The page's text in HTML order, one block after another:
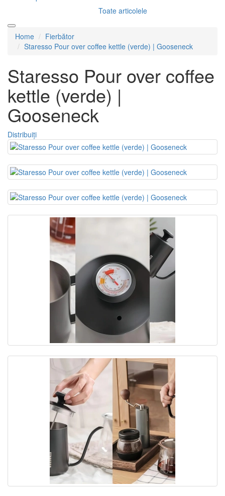
Toate articolele
Home
Fierbător
Staresso Pour over coffee kettle (verde) | Gooseneck
Staresso Pour over coffee
kettle (verde) |
Gooseneck
Distribuiți